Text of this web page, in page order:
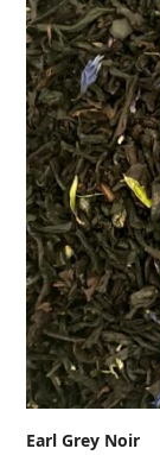
Earl Grey Noir